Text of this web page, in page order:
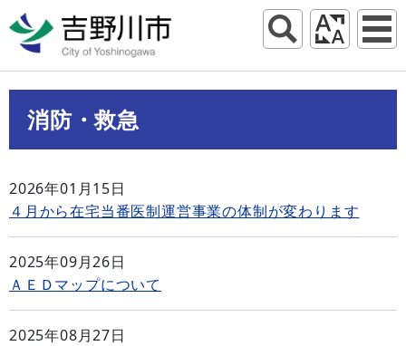
消防・救急
2026年01月15日
４月から在宅当番医制運営事業の体制が変わります
2025年09月26日
ＡＥＤマップについて
2025年08月27日